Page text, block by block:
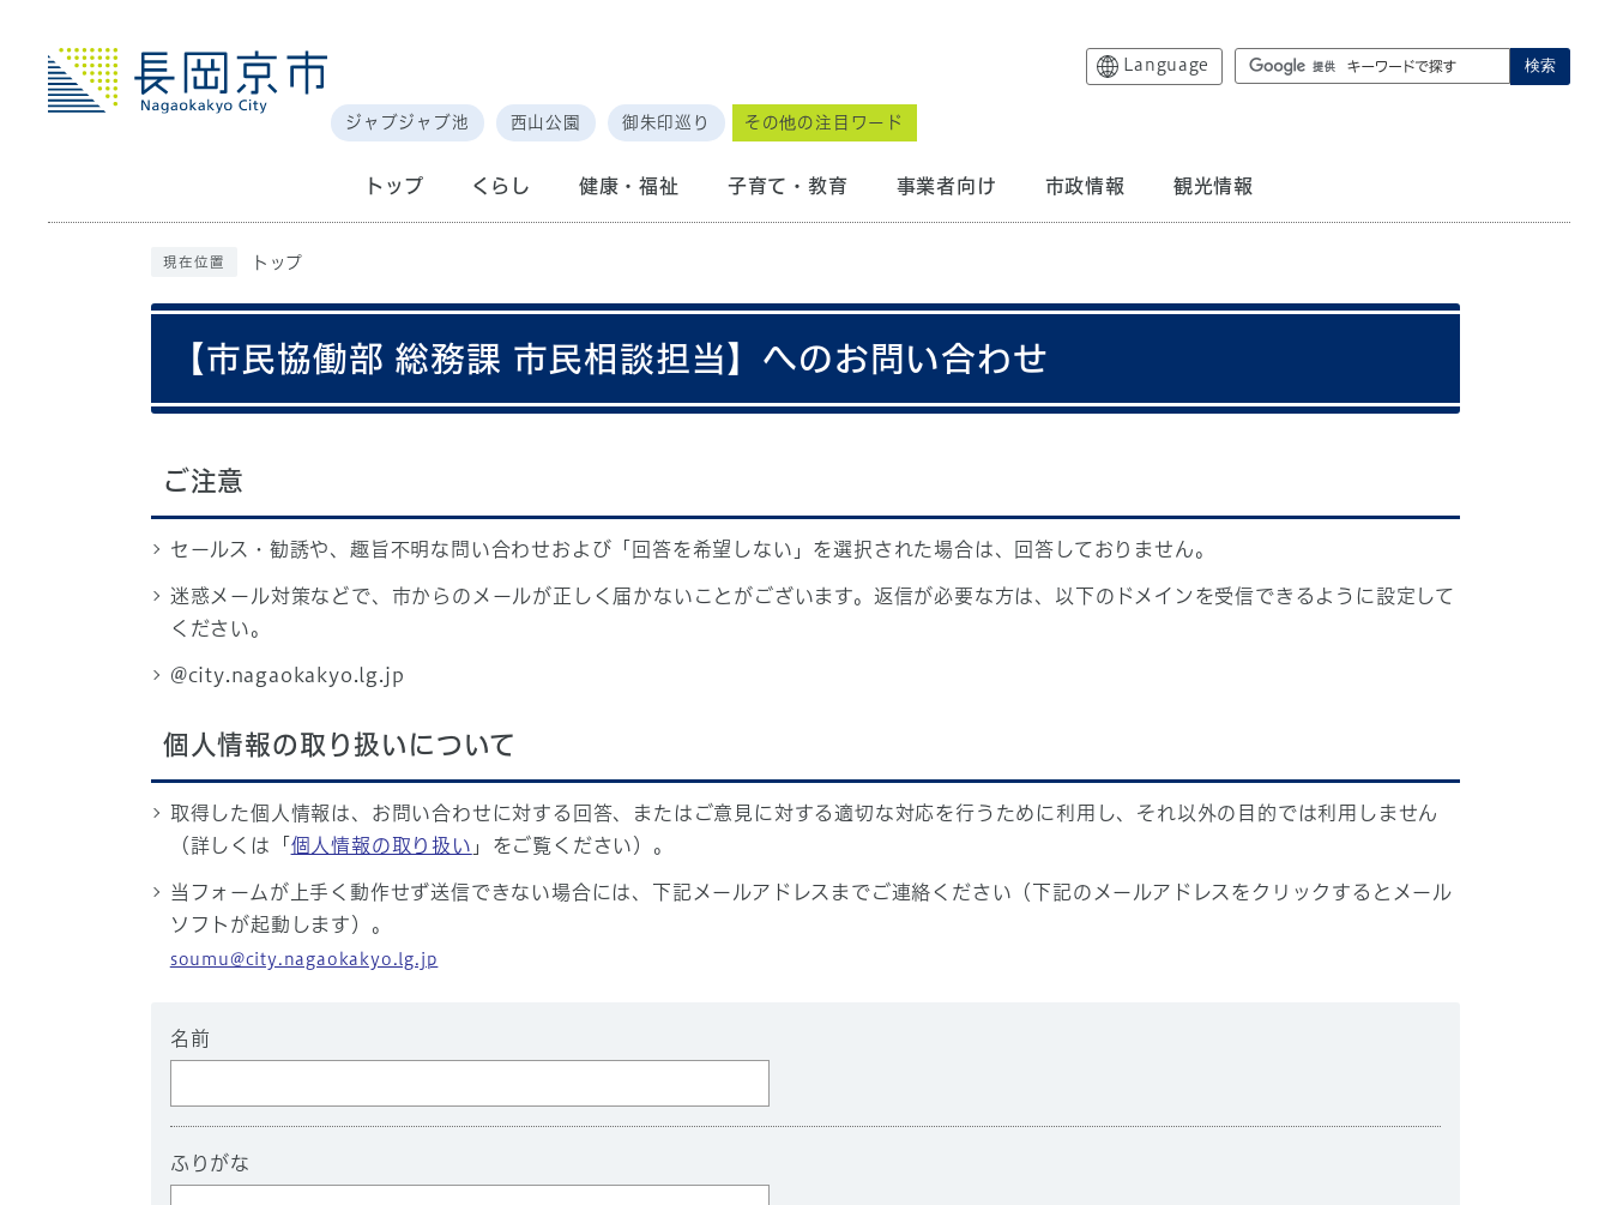
Language 検索
ジャブジャブ池 西山公園 御朱印巡り その他の注目ワード
トップ くらし 健康・福祉 子育て・教育 事業者向け 市政情報 観光情報
現在位置 トップ
【市民協働部 総務課 市民相談担当】へのお問い合わせ
ご注意
セールス・勧誘や、趣旨不明な問い合わせおよび「回答を希望しない」を選択された場合は、回答しておりません。
迷惑メール対策などで、市からのメールが正しく届かないことがございます。返信が必要な方は、以下のドメインを受信できるように設定して
ください。
@city.nagaokakyo.lg.jp
個人情報の取り扱いについて
取得した個人情報は、お問い合わせに対する回答、またはご意見に対する適切な対応を行うために利用し、それ以外の目的では利用しません
（詳しくは「 個人情報の取り扱い 」をご覧ください）。
当フォームが上手く動作せず送信できない場合には、下記メールアドレスまでご連絡ください（下記のメールアドレスをクリックするとメール
ソフトが起動します）。
soumu@city.nagaokakyo.lg.jp
名前
ふりがな